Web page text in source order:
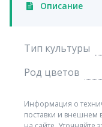
Описание
Тип культуры
Род цветов
Информация о
поставки и внешнем